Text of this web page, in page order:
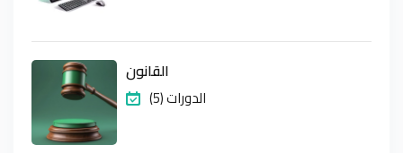
القانون
(5) الدورات